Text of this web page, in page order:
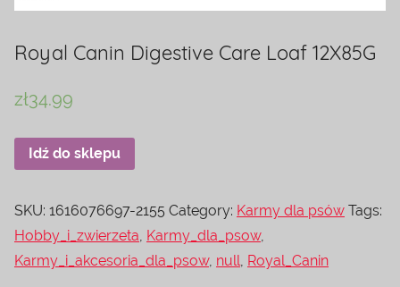
Royal Canin Digestive Care Loaf 12X85G
zł34.99
Idź do sklepu
SKU: 1616076697-2155 Category: Karmy dla psów Tags:
Hobby_i_zwierzeta, Karmy_dla_psow,
Karmy_i_akcesoria_dla_psow, null, Royal_Canin